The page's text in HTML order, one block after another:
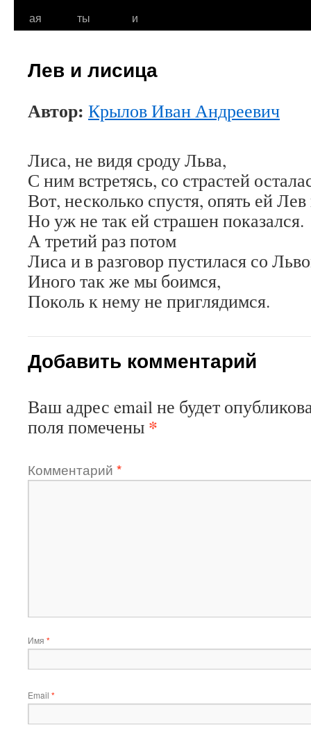
ая
ты
и
Лев и лисица
Автор: Крылов Иван Андреевич
Лиса, не видя сроду Льва,
С ним встретясь, со страстей
Вот, несколько спустя, опять ей
Но уж не так ей страшен показался.
А третий раз потом
Лиса и в разговор пустилася со
Иного так же мы боимся,
Поколь к нему не приглядимся.
Добавить комментарий
Ваш адрес email не будет
поля помечены *
Комментарий *
Имя *
Email *